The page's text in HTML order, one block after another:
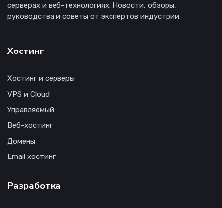
серверах и веб-технологиях. Новости, обзоры,
руководства и советы от экспертов индустрии.
Хостинг
Хостинг и серверы
VPS и Cloud
Управляемый
Веб-хостинг
Домены
Email хостинг
Разработка